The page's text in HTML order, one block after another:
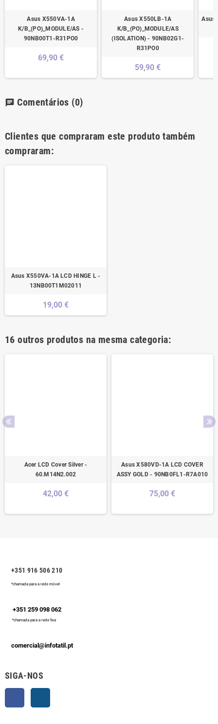
Asus X550VA-1A
K/B_(PO)_MODULE/AS -
90NB00T1-R31PO0
69,90 €
Asus X550LB-1A
K/B_(PO)_MODULE/AS
(ISOLATION) - 90NB02G1-
R31PO0
59,90 €
Asus
chat Comentários (0)
Clientes que compraram este produto também
compraram:
Asus X550VA-1A LCD HINGE L -
13NB00T1M02011
19,00 €
16 outros produtos na mesma categoria:
Acer LCD Cover Silver -
60.M14N2.002
42,00 €
Asus X580VD-1A LCD COVER
ASSY GOLD - 90NB0FL1-R7A010
75,00 €
+351 916 506 210
*chamada para a rede móvel
+351 259 098 062
*chamada para a rede fixa
comercial@infotatil.pt
SIGA-NOS
Facebook